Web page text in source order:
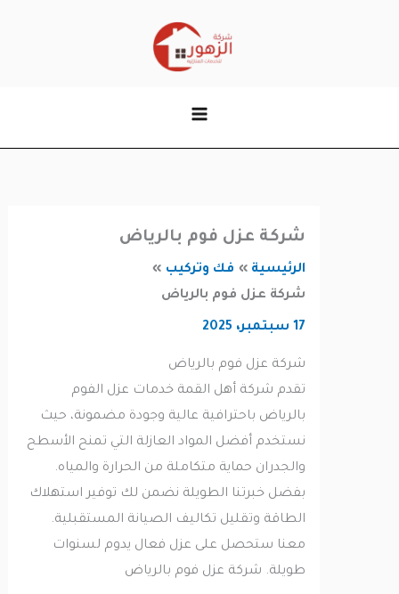
شركة عزل فوم بالرياض
الرئيسية
فك وتركيب
شركة عزل فوم بالرياض
شركة عزل فوم بالرياض
تقدم شركة أهل القمة خدمات عزل الفوم
بالرياض باحترافية عالية وجودة مضمونة، حيث
نستخدم أفضل المواد العازلة التي تمنح الأسطح
والجدران حماية متكاملة من الحرارة والمياه.
بفضل خبرتنا الطويلة نضمن لك توفير استهلاك
الطاقة وتقليل تكاليف الصيانة المستقبلية.
معنا ستحصل على عزل فعال يدوم لسنوات
طويلة. شركة عزل فوم بالرياض